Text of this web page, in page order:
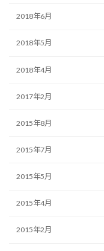
2018年6月
2018年5月
2018年4月
2017年2月
2015年8月
2015年7月
2015年5月
2015年4月
2015年2月